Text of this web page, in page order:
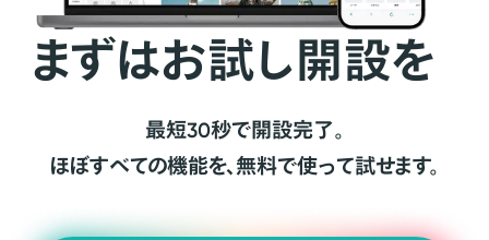
まずはお試し開設を
最短30秒で開設完了。
ほぼすべての機能を、無料で使って試せます。